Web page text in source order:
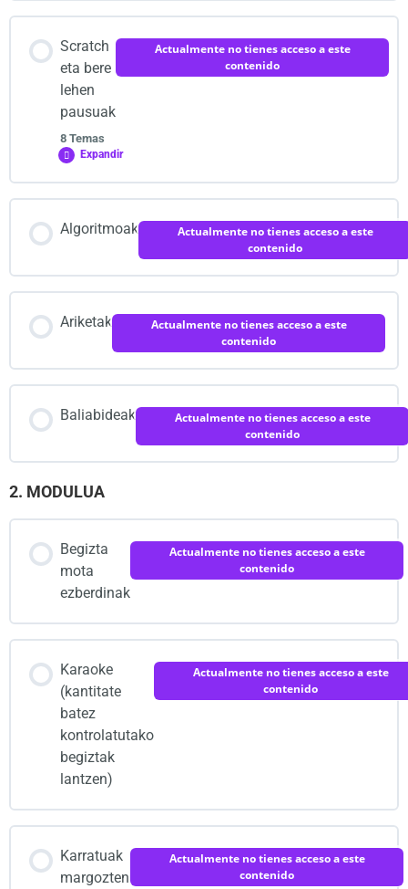
Scratch
eta bere
lehen
pausuak
8 Temas
Actualmente no tienes acceso a este
contenido
Expandir
Scratch interfazea
Garapen inkrementala, konkurrentzia eta
depurazioa (bi objektuen kodea exekutatu aldi
Beste batek egindako programa modifikatu
Nola partekatu zure proiektua
Scratchekin esperimentatu aktibitatearen
Algoritmoak
Actualmente no tienes acceso a este
contenido
Ariketak
Actualmente no tienes acceso a este
contenido
Baliabideak
Actualmente no tienes acceso a este
contenido
2. MODULUA
Begizta
mota
ezberdinak
Actualmente no tienes acceso a este
contenido
Karaoke
(kantitate
batez
kontrolatutako
begiztak
lantzen)
Actualmente no tienes acceso a este
contenido
Karratuak
margozten
Actualmente no tienes acceso a este
contenido